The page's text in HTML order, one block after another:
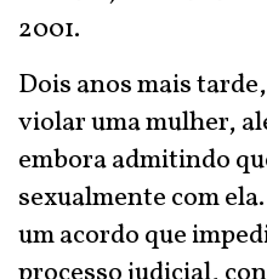
2001.
Dois anos mais
violar uma mulher,
embora admitindo
sexualmente com
um acordo que